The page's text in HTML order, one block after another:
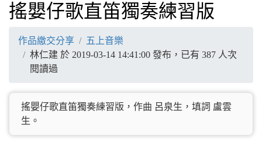
搖嬰仔歌直笛獨奏練習版
作品繳交分享
五上音樂
林仁建 於 2019-03-14 14:41:00 發布，已有 387 人次
閱讀過
搖嬰仔歌直笛獨奏練習版，作曲 呂泉生，填詞 盧雲
生。